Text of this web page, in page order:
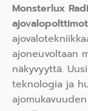
Monsterlux
ajovalopolttimot
ajoneuvoltaan
näkyvyyttä.
teknologia ja